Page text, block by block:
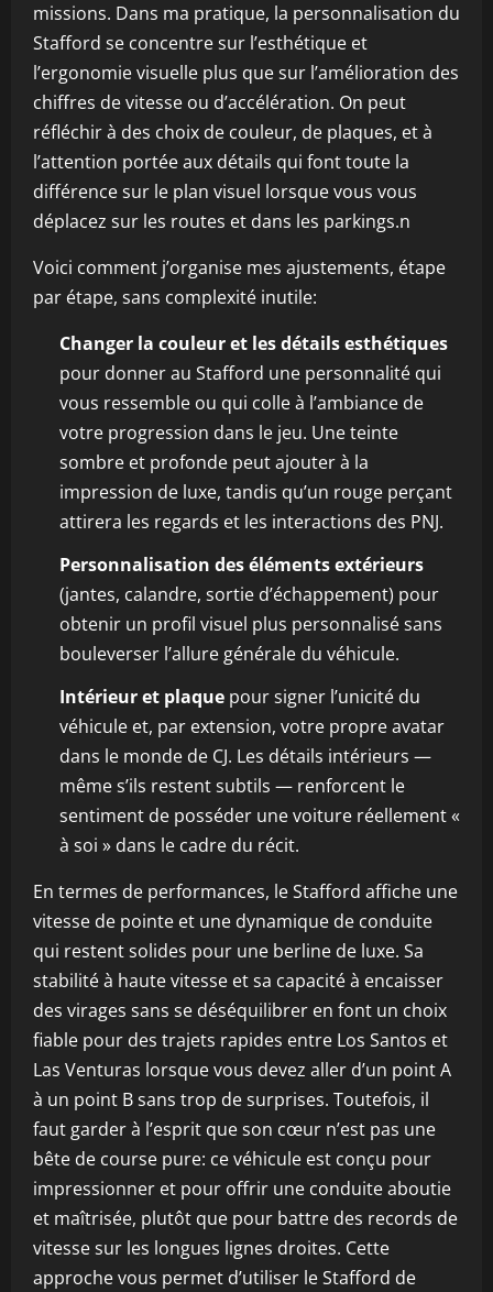
missions. Dans ma pratique, la personnalisation du
Stafford se concentre sur l’esthétique et
l’ergonomie visuelle plus que sur l’amélioration des
chiffres de vitesse ou d’accélération. On peut
réfléchir à des choix de couleur, de plaques, et à
l’attention portée aux détails qui font toute la
différence sur le plan visuel lorsque vous vous
déplacez sur les routes et dans les parkings.n
Voici comment j’organise mes ajustements, étape
par étape, sans complexité inutile:
Changer la couleur et les détails esthétiques
pour donner au Stafford une personnalité qui
vous ressemble ou qui colle à l’ambiance de
votre progression dans le jeu. Une teinte
sombre et profonde peut ajouter à la
impression de luxe, tandis qu’un rouge perçant
attirera les regards et les interactions des PNJ.
Personnalisation des éléments extérieurs
(jantes, calandre, sortie d’échappement) pour
obtenir un profil visuel plus personnalisé sans
bouleverser l’allure générale du véhicule.
Intérieur et plaque pour signer l’unicité du
véhicule et, par extension, votre propre avatar
dans le monde de CJ. Les détails intérieurs —
même s’ils restent subtils — renforcent le
sentiment de posséder une voiture réellement «
à soi » dans le cadre du récit.
En termes de performances, le Stafford affiche une
vitesse de pointe et une dynamique de conduite
qui restent solides pour une berline de luxe. Sa
stabilité à haute vitesse et sa capacité à encaisser
des virages sans se déséquilibrer en font un choix
fiable pour des trajets rapides entre Los Santos et
Las Venturas lorsque vous devez aller d’un point A
à un point B sans trop de surprises. Toutefois, il
faut garder à l’esprit que son cœur n’est pas une
bête de course pure: ce véhicule est conçu pour
impressionner et pour offrir une conduite aboutie
et maîtrisée, plutôt que pour battre des records de
vitesse sur les longues lignes droites. Cette
approche vous permet d’utiliser le Stafford de